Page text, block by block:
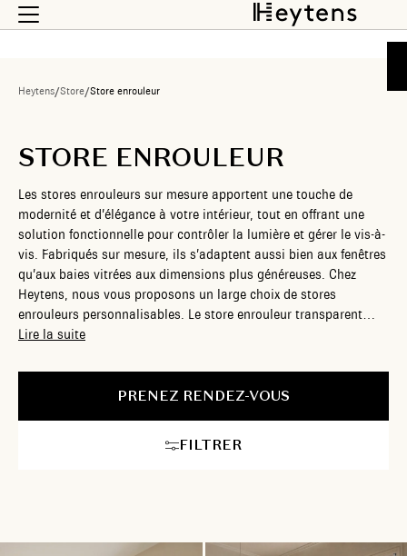
Heytens/Store/Store enrouleur
STORE ENROULEUR
Les stores enrouleurs sur mesure apportent une touche de
modernité et d’élégance à votre intérieur, tout en offrant une
solution fonctionnelle pour contrôler la lumière et gérer le vis-à-
vis. Fabriqués sur mesure, ils s’adaptent aussi bien aux fenêtres
qu’aux baies vitrées aux dimensions plus généreuses. Chez
Heytens, nous vous proposons un large choix de stores
enrouleurs personnalisables. Le store enrouleur transparent
filtre légèrement la lumière et vous assure une vue parfaite sur
profiter de la lumière tout en vous préservant des regards
stores à votre décoration. Nos conseillers vous accompagnent
Lire la suite
PRENEZ RENDEZ-VOUS
FILTRER